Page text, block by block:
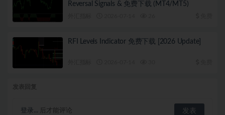
Reversal Signals & 免费下载 (MT4/MT5)
RFI Levels Indicator 免费下载 [2026 Update]
登录... 后才能评论